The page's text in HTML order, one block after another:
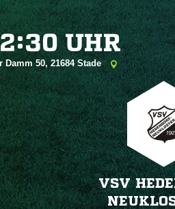

50, 21684 Stade
VSV